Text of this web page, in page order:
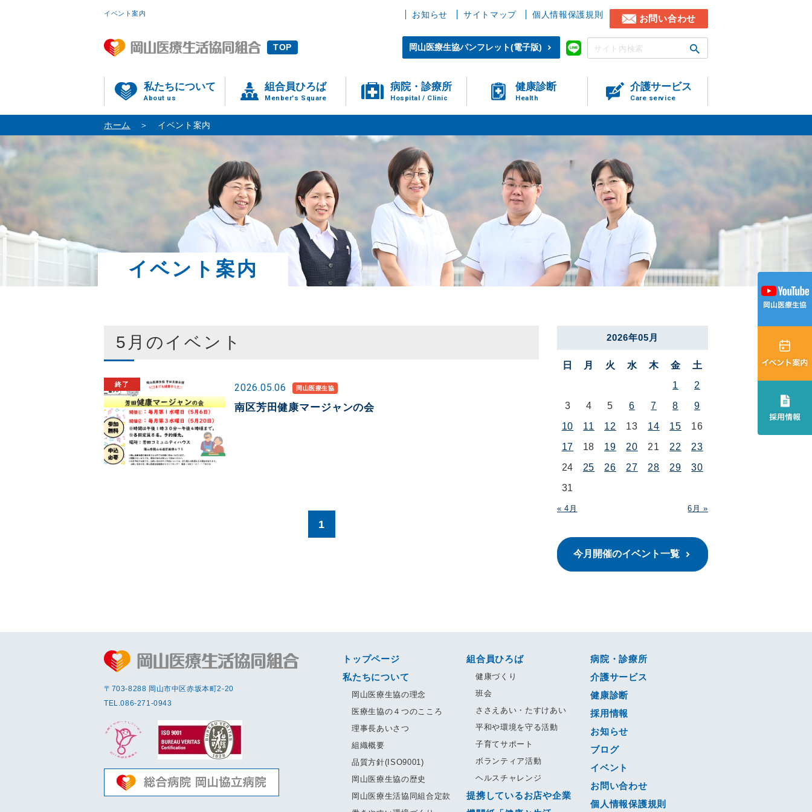
イベント案内 お知らせ サイトマップ 個人情報保護規則 お問い合わせ
TOP 岡山医療生協パンフレット(電子版)
私たちについて
About us
組合員ひろば
Menber's Square
病院・診療所
Hospital / Clinic
健康診断
Health
介護サービス
Care service
ホーム イベント案内
イベント案内
2026年05月
日 月 火 水 木 金 土
« 4月 6月 »
1
2
3
4 5 6 7 8
9
10
11 12 13 14 15
16
17
18 19 20 21 22
23
24
25 26 27 28 29
30
31
今月開催のイベント一覧
5月のイベント
2026.05.06 岡山医療生協
南区芳田健康マージャンの会
1
〒703-8288 岡⼭市中区赤坂本町2-20
TEL.086-271-0943
トップページ
私たちについて
岡山医療生協の理念
医療生協の４つのこころ
理事長あいさつ
組織概要
品質方針(ISO9001)
岡山医療生協の歴史
岡山医療生活協同組合定款
組合員ひろば
健康づくり
班会
ささえあい・たすけあい
平和や環境を守る活動
子育てサポート
ボランティア活動
ヘルスチャレンジ
提携しているお店や企業
病院・診療所
介護サービス
健康診断
採用情報
お知らせ
ブログ
イベント
お問い合わせ
個人情報保護規則